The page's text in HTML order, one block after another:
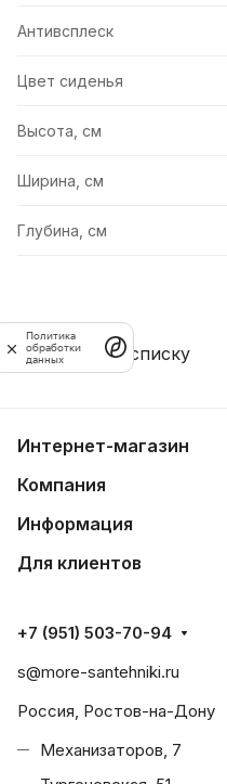
Антивсплеск
Цвет сиденья
Высота, см
Ширина, см
Глубина, см
Назад к списку
Интернет-магазин
Компания
Информация
Для клиентов
+7 (951) 503-70-94
s@more-santehniki.ru
Россия, Ростов-на-Дону
Механизаторов, 7
Политика
обработки
данных